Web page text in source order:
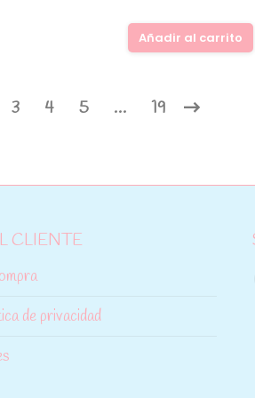
Añadir al carrito
3 4 5 … 19
CLIENTE
de privacidad